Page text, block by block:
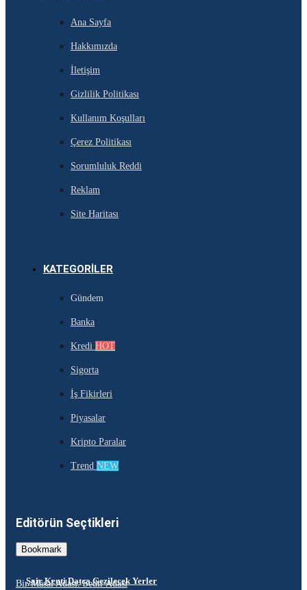
Ana Sayfa
Hakkımızda
İletişim
Gizlilik Politikası
Kullanım Koşulları
Çerez Politikası
Sorumluluk Reddi
Reklam
Site Haritası
KATEGORILER
Gündem
Banka
Kredi HOT
Sigorta
İş Fikirleri
Piyasalar
Kripto Paralar
Trend NEW
Editörün Seçtikleri
Bookmark
Şair Kenti Datça Gezilecek Yerler
Bir Masal Adası: Sedir Adası